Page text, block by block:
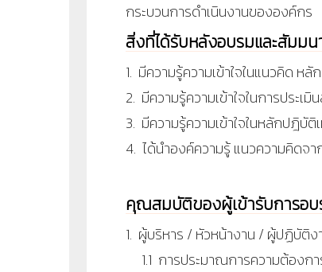
กระบวนการดำเนินงานขององค์กร
สิ่งที่ได้รับหลังอบรมและสัมมน
1. มีความรู้ความเข้าใจในแนวคิด
2. มีความรู้ความเข้าใจในการประ
3. มีความรู้ความเข้าใจในหลักปฎิบั
4. ได้นำองค์ความรู้ แนวความคิดจ
คุณสมบัติของผู้เข้ารับการอบ
1. ผู้บริหาร / หัวหน้างาน / ผู้ปฏิบัติ
1.1 การประมาณการความต้องก